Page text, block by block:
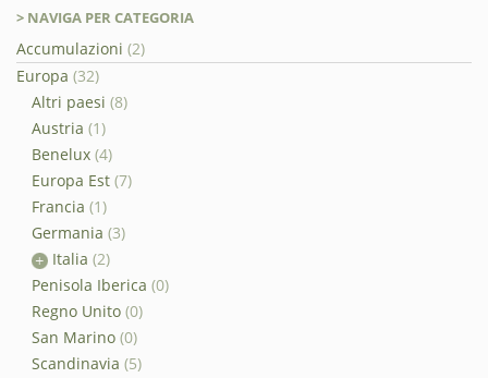
> NAVIGA PER CATEGORIA
Accumulazioni (2)
Europa (32)
Altri paesi (8)
Austria (1)
Benelux (4)
Europa Est (7)
Francia (1)
Germania (3)
Italia (2)
Penisola Iberica (0)
Regno Unito (0)
San Marino (0)
Scandinavia (5)